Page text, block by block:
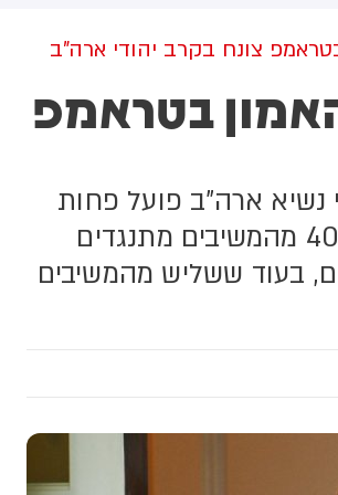
צונח בקרב יהודי ארה"ב
בטראמפ
טראמפ (29%) מעידים כי נשיא ארה"ב פועל פחות
טוב משציפו בטיפולו ביחסי ארה"ב-ישראל. כמעט 40% מהמשיבים מתנגדים
בעוד ששליש מהמשיבים